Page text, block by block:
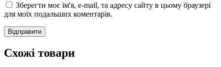
Зберегти моє ім'я, e-mail, та адресу сайту в цьому браузері
для моїх подальших коментарів.
Схожі товари